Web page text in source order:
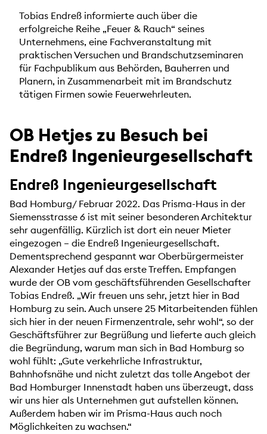
Tobias Endreß informierte auch über die
erfolgreiche Reihe „Feuer & Rauch“ seines
Unternehmens, eine Fachveranstaltung mit
praktischen Versuchen und Brandschutzseminaren
für Fachpublikum aus Behörden, Bauherren und
Planern, in Zusammenarbeit mit im Brandschutz
tätigen Firmen sowie Feuerwehrleuten.
OB Hetjes zu Besuch bei
Endreß Ingenieurgesellschaft
Endreß Ingenieurgesellschaft
Bad Homburg/ Februar 2022. Das Prisma-Haus in der
Siemensstrasse 6 ist mit seiner besonderen Architektur
sehr augenfällig. Kürzlich ist dort ein neuer Mieter
eingezogen – die Endreß Ingenieurgesellschaft.
Dementsprechend gespannt war Oberbürgermeister
Alexander Hetjes auf das erste Treffen. Empfangen
wurde der OB vom geschäftsführenden Gesellschafter
Tobias Endreß. „Wir freuen uns sehr, jetzt hier in Bad
Homburg zu sein. Auch unsere 25 Mitarbeitenden fühlen
sich hier in der neuen Firmenzentrale, sehr wohl“, so der
Geschäftsführer zur Begrüßung und lieferte auch gleich
die Begründung, warum man sich in Bad Homburg so
wohl fühlt: „Gute verkehrliche Infrastruktur,
Bahnhofsnähe und nicht zuletzt das tolle Angebot der
Bad Homburger Innenstadt haben uns überzeugt, dass
wir uns hier als Unternehmen gut aufstellen können.
Außerdem haben wir im Prisma-Haus auch noch
Möglichkeiten zu wachsen.“